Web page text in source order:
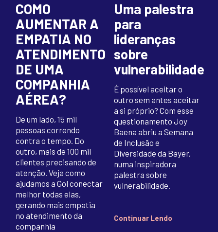
COMO
AUMENTAR A
EMPATIA NO
ATENDIMENTO
DE UMA
COMPANHIA
AÉREA?
De um lado, 15 mil
pessoas correndo
contra o tempo. Do
outro, mais de 100 mil
clientes precisando de
atenção. Veja como
ajudamos a Gol conectar
melhor todas elas,
gerando mais empatia
no atendimento da
companhia
Uma palestra
para
lideranças
sobre
vulnerabilidade
É possível aceitar o
outro sem antes aceitar
a si próprio? Com esse
questionamento Joy
Baena abriu a Semana
de Inclusão e
Diversidade da Bayer,
numa inspiradora
palestra sobre
vulnerabilidade.
Continuar Lendo